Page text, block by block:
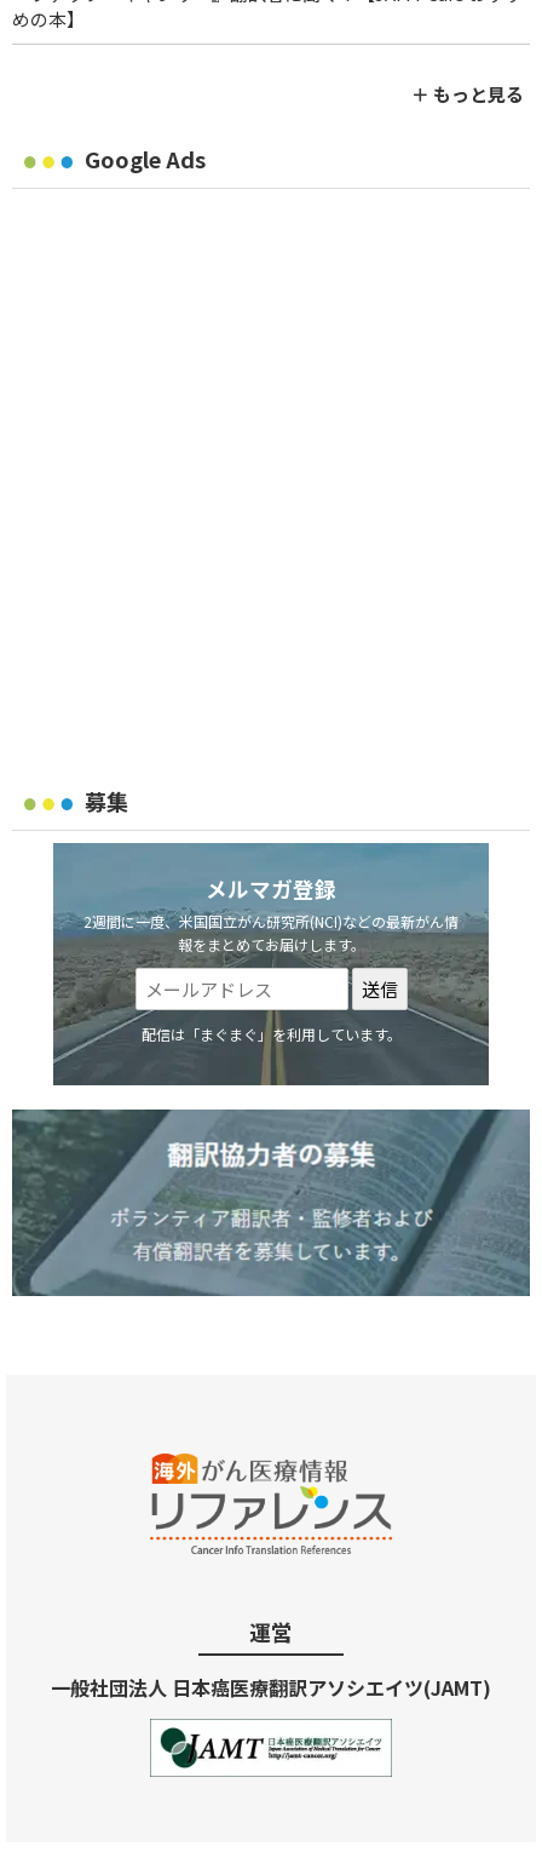
めの本】
＋ もっと見る
Google Ads
募集
メルマガ登録
2週間に一度、米国国立がん研究所(NCI)などの最新がん情
報をまとめてお届けします。
配信は「まぐまぐ」を利用しています。
運営
一般社団法人 日本癌医療翻訳アソシエイツ(JAMT)